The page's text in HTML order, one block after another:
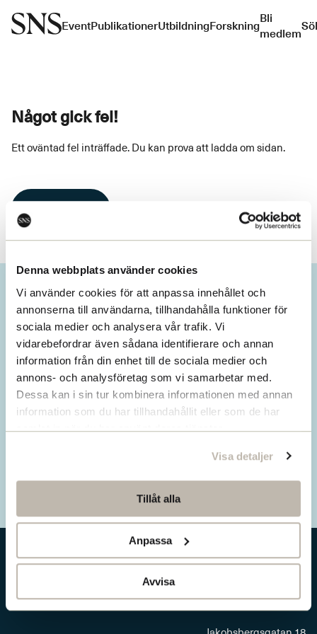
Denna webbplats använder cookies
Vi använder cookies för att anpassa innehållet och
annonserna till användarna, tillhandahålla funktioner för
sociala medier och analysera vår trafik. Vi
vidarebefordrar även sådana identifierare och annan
information från din enhet till de sociala medier och
annons- och analysföretag som vi samarbetar med.
Dessa kan i sin tur kombinera informationen med annan
information som du har tillhandahållit eller som de har
samlat in när du har använt deras tjänster.
Visa detaljer
Tillåt alla
Anpassa
Avvisa
EventPublikationerUtbildningForskningBli
medlem
Något gick fel!
Ett oväntad fel inträffade. Du kan prova att ladda om sidan.
Missa inget från SNS.
Prenumerera på vårt nyhetsbrev
Ta del av våra senaste nyheter. Få nya
insikter och håll dig uppdaterad om viktiga
samhällsfrågor.